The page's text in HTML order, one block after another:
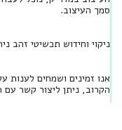
סמך העיצוב.
ניקוי וחידוש תכשיטי זהב
אנו זמינים ושמחים
הקרוב, ניתן ליצור קשר